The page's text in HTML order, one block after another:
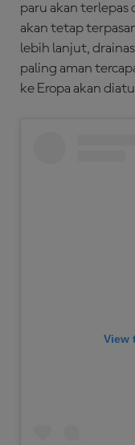
paru akan terlepas
akan tetap
lebih lanjut,
paling aman
ke Eropa akan
View